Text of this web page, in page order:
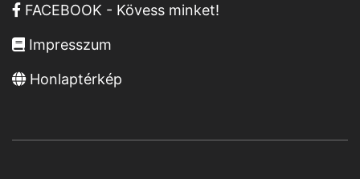
FACEBOOK - Kövess minket!
Impresszum
Honlaptérkép